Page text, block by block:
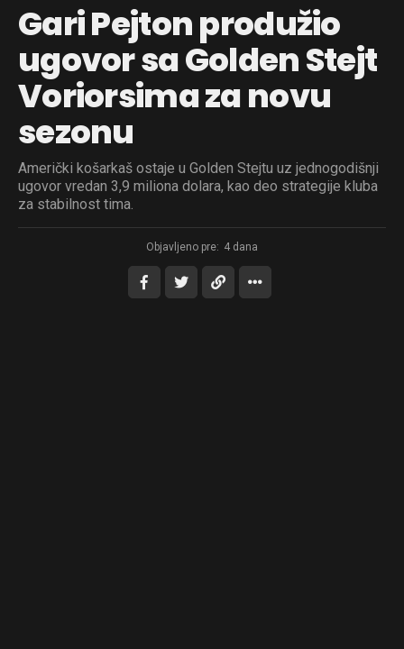
Gari Pejton produžio
ugovor sa Golden Stejt
Voriorsima za novu
sezonu
Američki košarkaš ostaje u Golden Stejtu uz jednogodišnji
ugovor vredan 3,9 miliona dolara, kao deo strategije kluba
za stabilnost tima.
Objavljeno pre: 4 dana